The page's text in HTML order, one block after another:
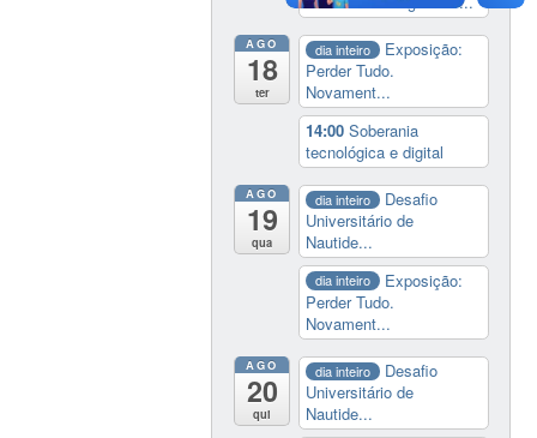
AGO
18
ter
dia inteiro
Exposição:
Perder Tudo.
Novament...
14:00Soberania
tecnológica e digital
AGO
19
qua
dia inteiro
Desafio
Universitário de
Nautide...
dia inteiro
Exposição:
Perder Tudo.
Novament...
AGO
20
qui
dia inteiro
Desafio
Universitário de
Nautide...